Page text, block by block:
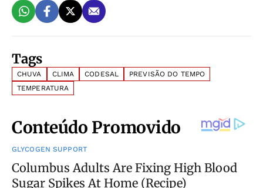
Tags
CHUVA CLIMA CODESAL
PREVISÃO DO TEMPO
TEMPERATURA